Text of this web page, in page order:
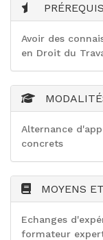
PRÉREQUIS
Avoir des
en Droit du
Alternance
concrets
MOYENS
Echanges
formateur